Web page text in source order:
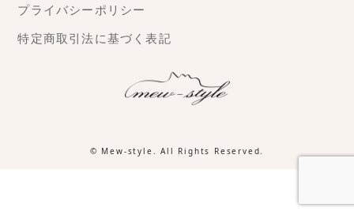
プライバシーポリシー
特定商取引法に基づく表記
© Mew-style . All Rights Reserved.